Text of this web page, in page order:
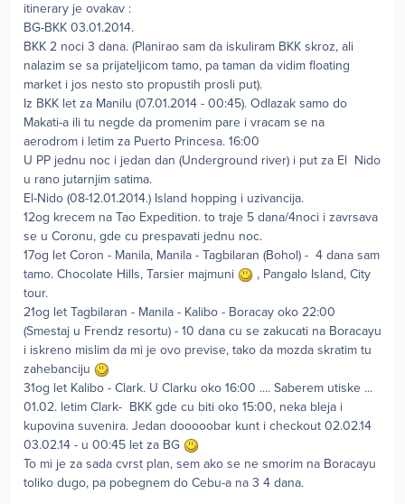
itinerary je ovakav :
BG-BKK 03.01.2014.
BKK 2 noci 3 dana. (Planirao sam da iskuliram BKK skroz, ali
nalazim se sa prijateljicom tamo, pa taman da vidim floating
market i jos nesto sto propustih prosli put).
Iz BKK let za Manilu (07.01.2014 - 00:45). Odlazak samo do
Makati-a ili tu negde da promenim pare i vracam se na
aerodrom i letim za Puerto Princesa. 16:00
U PP jednu noc i jedan dan (Underground river) i put za El Nido
u rano jutarnjim satima.
El-Nido (08-12.01.2014.) Island hopping i uzivancija.
12og krecem na Tao Expedition. to traje 5 dana/4noci i zavrsava
se u Coronu, gde cu prespavati jednu noc.
17og let Coron - Manila, Manila - Tagbilaran (Bohol) - 4 dana sam
tamo. Chocolate Hills, Tarsier majmuni
, Pangalo Island, City
tour.
21og let Tagbilaran - Manila - Kalibo - Boracay oko 22:00
(Smestaj u Frendz resortu) - 10 dana cu se zakucati na Boracayu
i iskreno mislim da mi je ovo previse, tako da mozda skratim tu
zahebanciju
31og let Kalibo - Clark. U Clarku oko 16:00 .... Saberem utiske ...
01.02. letim Clark- BKK gde cu biti oko 15:00, neka bleja i
kupovina suvenira. Jedan dooooobar kunt i checkout 02.02.14
03.02.14 - u 00:45 let za BG
To mi je za sada cvrst plan, sem ako se ne smorim na Boracayu
toliko dugo, pa pobegnem do Cebu-a na 3 4 dana.